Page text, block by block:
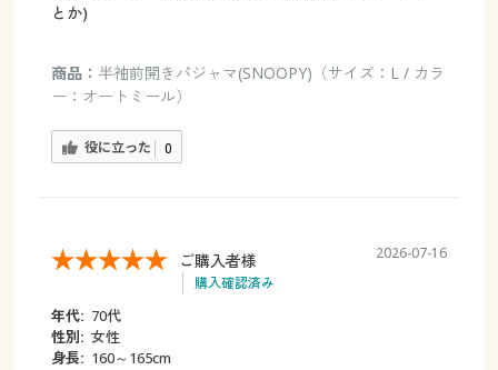
とか)
商品： 半袖前開きパジャマ(SNOOPY)（サイズ：L / カラ
ー：オートミール）
役に立った 0
ご購入者様
購入確認済み
2026-07-16
年代: 70代
性別: 女性
身長: 160～165cm